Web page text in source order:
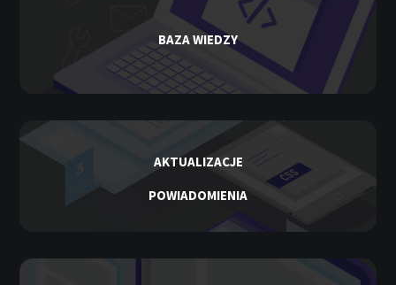
BAZA WIEDZY
AKTUALIZACJE
POWIADOMIENIA